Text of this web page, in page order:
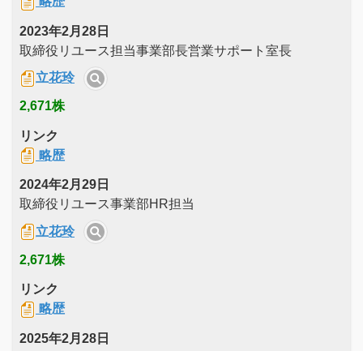
2023年2月28日
取締役リユース担当事業部長営業サポート室長
立花玲
2,671株
リンク
略歴
2024年2月29日
取締役リユース事業部HR担当
立花玲
2,671株
リンク
略歴
2025年2月28日